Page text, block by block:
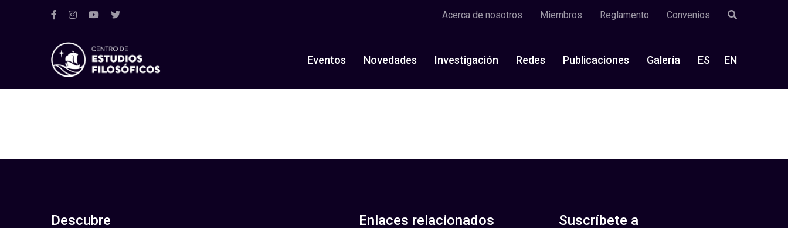
Acerca de nosotros Miembros Reglamento Convenios
Eventos Novedades Investigación Redes Publicaciones Galería ES EN
Descubre Enlaces relacionados
Suscríbete a